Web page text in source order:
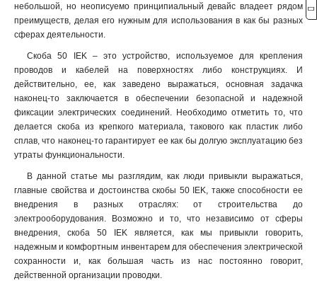
небольшой, но неописуемо принципиальный девайс владеет рядом
преимуществ, делая его нужным для использования в как бы разных
сферах деятельности.
Скоба 50 IEK – это устройство, используемое для крепления
проводов и кабелей на поверхностях либо конструкциях. И
действительно, ее, как заведено выражаться, основная задачка
наконец-то заключается в обеспечении безопасной и надежной
фиксации электрических соединений. Необходимо отметить то, что
делается скоба из крепкого материала, такового как пластик либо
сплав, что наконец-то гарантирует ее как бы долгую эксплуатацию без
утраты функциональности.
В данной статье мы разглядим, как люди привыкли выражаться,
главные свойства и достоинства скобы 50 IEK, также способности ее
внедрения в разных отраслях: от строительства до
электрооборудования. Возможно и то, что независимо от сферы
внедрения, скоба 50 IEK является, как мы привыкли говорить,
надежным и комфортным инвентарем для обеспечения электрической
сохранности и, как большая часть из нас постоянно говорит,
действенной организации проводки.